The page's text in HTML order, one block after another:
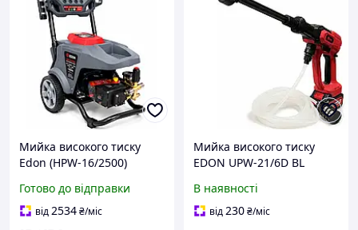
Мийка високого тиску
Edon (HPW-16/2500)
Готово до відправки
від2534₴/міс
Мийка високого тиску
EDON UPW-21/6D BL
кейс)
В наявності
від230₴/міс